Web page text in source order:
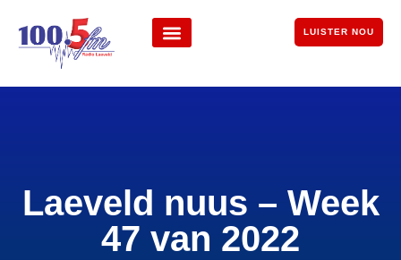
LUISTER NOU
Laeveld nuus – Week
47 van 2022